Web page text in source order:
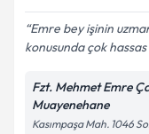
Emre bey işinin
konusunda çok
Fzt. Mehmet Emre
Muayenehane
Kasımpaşa Mah. 1046